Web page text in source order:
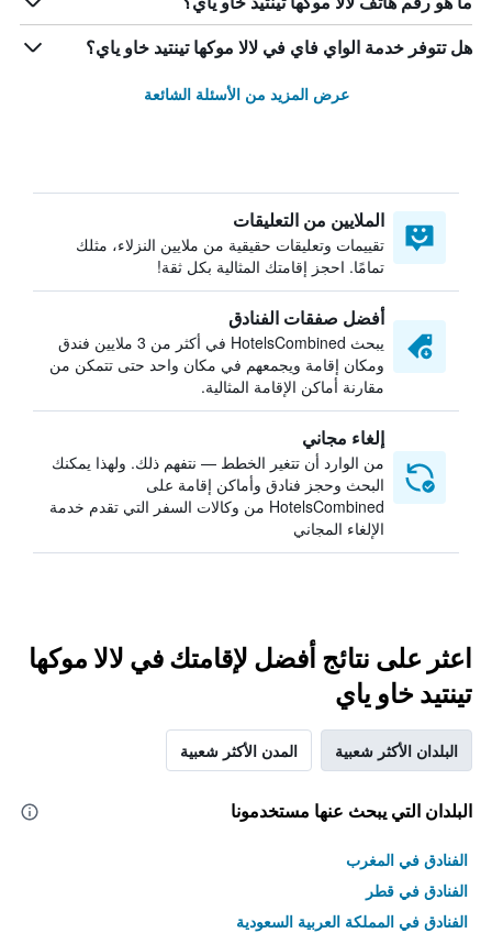
هل تتوفر خدمة الواي فاي في لالا موكها تينتيد خاو ياي؟
عرض المزيد من الأسئلة الشائعة
الملايين من التعليقات
تقييمات وتعليقات حقيقية من ملايين النزلاء، مثلك
تمامًا. احجز إقامتك المثالية بكل ثقة!
أفضل صفقات الفنادق
يبحث HotelsCombined في أكثر من 3 ملايين فندق
ومكان إقامة ويجمعهم في مكان واحد حتى تتمكن من
مقارنة أماكن الإقامة المثالية.
إلغاء مجاني
من الوارد أن تتغير الخطط — نتفهم ذلك. ولهذا يمكنك
البحث وحجز فنادق وأماكن إقامة على
HotelsCombined من وكالات السفر التي تقدم خدمة
الإلغاء المجاني
اعثر على نتائج أفضل لإقامتك في لالا موكها
تينتيد خاو ياي
البلدان الأكثر شعبية المدن الأكثر شعبية
البلدان التي يبحث عنها مستخدمونا
الفنادق في المغرب
الفنادق في قطر
الفنادق في المملكة العربية السعودية